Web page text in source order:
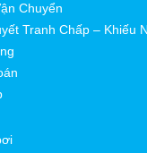
Chuyển
Tranh Chấp – Khiếu